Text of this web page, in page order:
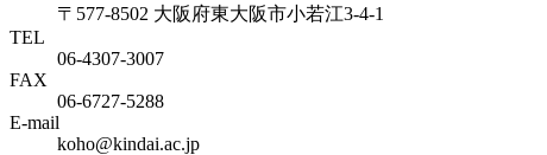
〒577-8502 大阪府東大阪市小若江3-4-1
TEL
06‐4307‐3007
FAX
06‐6727‐5288
E-mail
koho@kindai.ac.jp